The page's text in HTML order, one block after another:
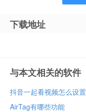
下载地址
与本文相关的软件
抖音一起看视频怎么设
AirTag有哪些功能